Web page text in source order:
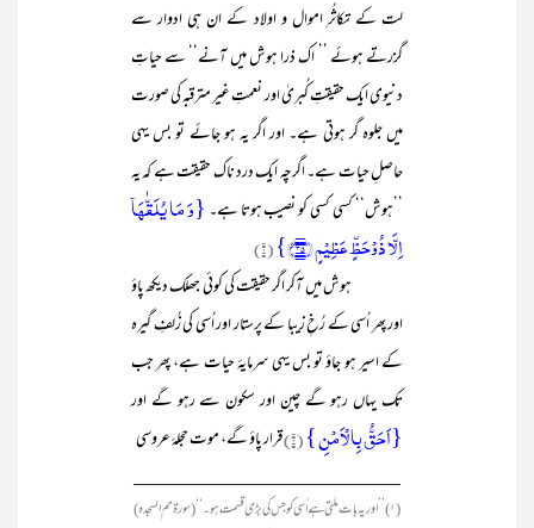
لت کے تکاثُرِ اموال و اولاد کے ان ہی ادوار سے
گزرتے ہوئے ’’ اک ذرا ہوش میں آنے‘‘ سے حیاتِ
دنیوی ایک حقیقتِ کُبریٰ اور نعمتِ غیر مترقبہ کی صورت
میں جلوہ گر ہوتی ہے۔ اور اگر یہ ہو جائے تو بس یہی
حاصلِ حیات ہے۔ اگرچہ ایک درد ناک حقیقت ہے کہ یہ
’’ہوش‘‘ کسی کسی کو نصیب ہوتا ہے۔{وَ مَا یُلَقّٰہَاۤ
اِلَّا ذُوۡحَظٍّ عَظِیۡمٍ ﴿۳۵﴾}
(۱)
ہوش میں آکر اگر حقیقت کی کوئی جھلک دیکھ پاؤ
اور پھر اُسی کے رُخِ زیبا کے پرستار اور اُسی کی زُلفِ گیرہ
کے اسیر ہو جاؤ تو بس یہی سرمایۂ حیات ہے، پھر جب
تک یہاں رہو گے چین اور سکون سے رہو گے اور
{اَحَقُّ بِالۡاَمۡنِ }(۲) قرار پاؤ گے، موت حجلۂ عروسی
____________________________
(۱) ’’اور یہ بات ملتی ہے اُسی کو جس کی بڑی قسمت ہو۔‘‘ (سورۃ حم السجدہ)